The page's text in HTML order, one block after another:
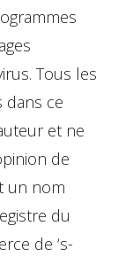
Tous les
dans ce
et ne
de
un nom
du
de ‘s-